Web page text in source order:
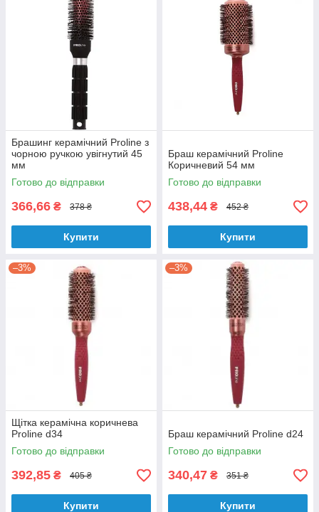
Брашинг керамічний Proline з
чорною ручкою увігнутий 45
мм
Готово до відправки
366,66 ₴ 378 ₴
Купити
Браш керамічний Proline
Коричневий 54 мм
Готово до відправки
438,44 ₴ 452 ₴
Купити
–3%
Щітка керамічна коричнева
Proline d34
Готово до відправки
392,85 ₴ 405 ₴
Купити
–3%
Браш керамічний Proline d24
Готово до відправки
340,47 ₴ 351 ₴
Купити